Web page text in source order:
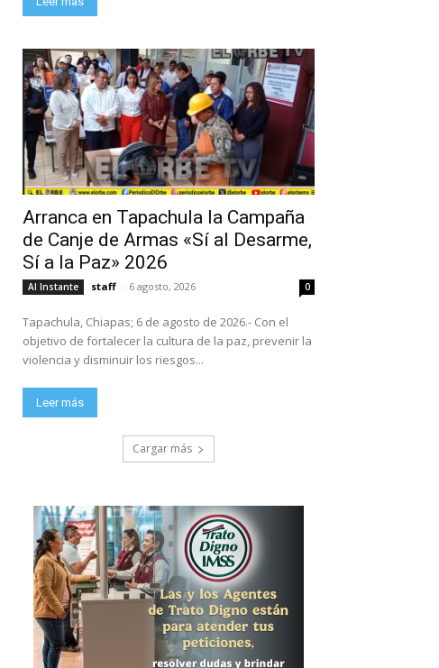
Arranca en Tapachula la Campaña
de Canje de Armas «Sí al Desarme,
Sí a la Paz» 2026
Al Instante staff - 6 agosto, 2026 0
Tapachula, Chiapas; 6 de agosto de 2026.- Con el
objetivo de fortalecer la cultura de la paz, prevenir la
violencia y disminuir los riesgos...
Leer más
Cargar más